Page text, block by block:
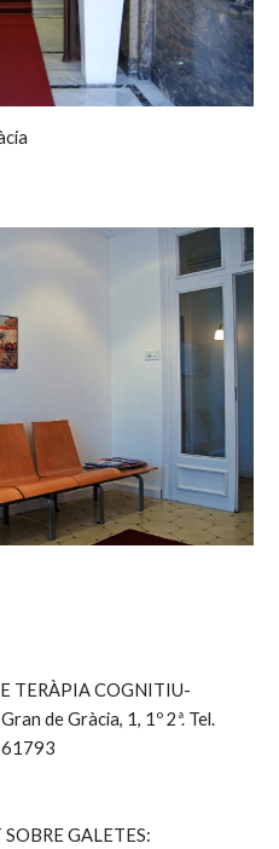
TERÀPIA COGNITIU-
de Gràcia, 1, 1º 2ª. Tel.
GALETES: